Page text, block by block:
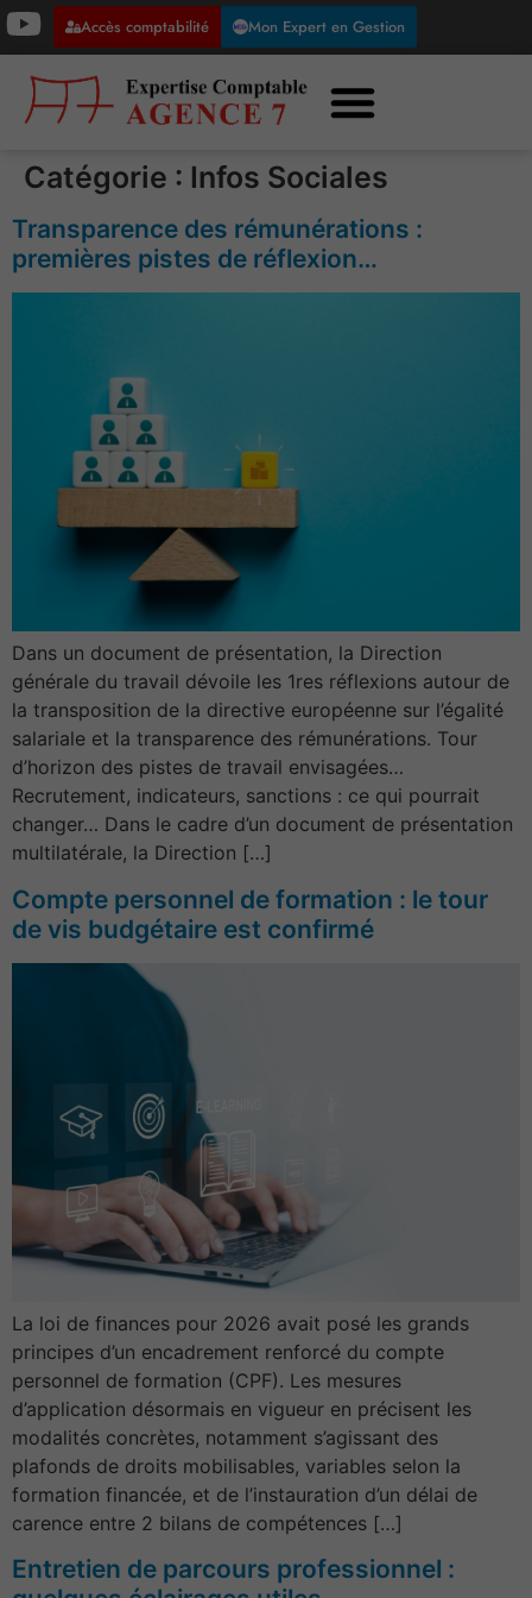
Accès comptabilité Mon Expert en Gestion
Catégorie : Infos Sociales
Transparence des rémunérations :
premières pistes de réflexion…
Dans un document de présentation, la Direction
générale du travail dévoile les 1res réflexions autour de
la transposition de la directive européenne sur l’égalité
salariale et la transparence des rémunérations. Tour
d’horizon des pistes de travail envisagées…
Recrutement, indicateurs, sanctions : ce qui pourrait
changer… Dans le cadre d’un document de présentation
multilatérale, la Direction […]
Compte personnel de formation : le tour
de vis budgétaire est confirmé
La loi de finances pour 2026 avait posé les grands
principes d’un encadrement renforcé du compte
personnel de formation (CPF). Les mesures
d’application désormais en vigueur en précisent les
modalités concrètes, notamment s’agissant des
plafonds de droits mobilisables, variables selon la
formation financée, et de l’instauration d’un délai de
carence entre 2 bilans de compétences […]
Entretien de parcours professionnel :